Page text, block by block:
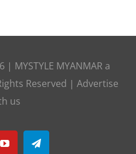
| MYSTYLE MYANMAR a
Reserved | Advertise
us
YouTubeTelegram